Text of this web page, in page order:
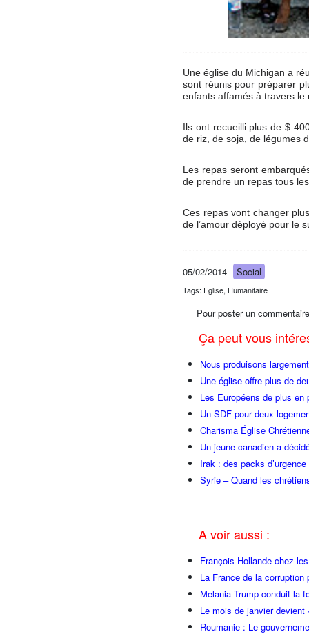
Une église du Michigan a
sont réunis pour préparer
enfants affamés à travers le
Ils ont recueilli plus de $
de riz, de soja, de légumes
Les repas seront
de prendre un repas tous
Ces repas vont changer
de l’amour déployé pour le
05/02/2014 Social
Tags: Eglise, Humanitaire
Pour poster un
Ça peut vous
Nous produisons
Une église offre plus de
Les Européens de plus
Un SDF pour deux
Charisma Église
Un jeune canadien a
Irak : des packs
Syrie – Quand les
A voir aussi :
François Hollande chez
La France de la
Melania Trump conduit la
Le mois de janvier
Roumanie : Le